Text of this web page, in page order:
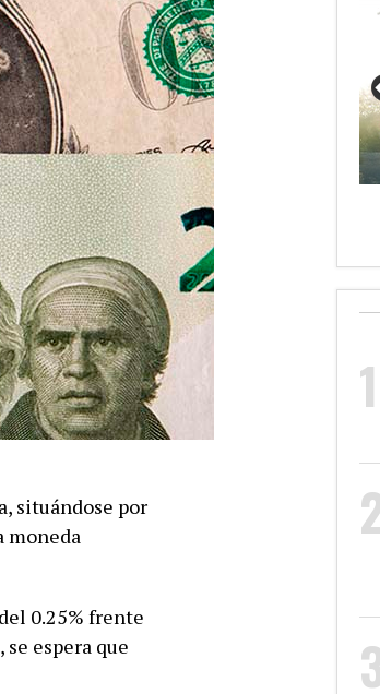
situándose por
moneda
0.25% frente
espera que